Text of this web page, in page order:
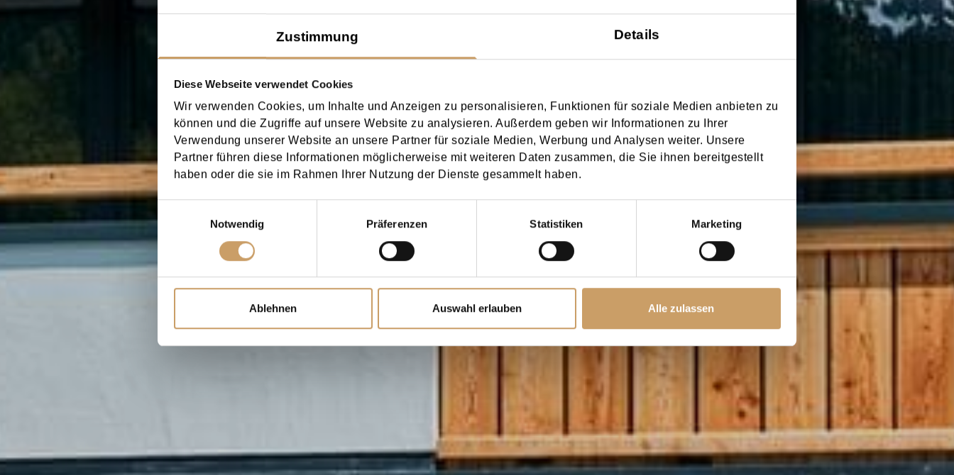
Zustimmung Details
Diese Webseite verwendet Cookies
Wir verwenden Cookies, um Inhalte und Anzeigen zu personalisieren, Funktionen für soziale Medien anbieten zu
können und die Zugriffe auf unsere Website zu analysieren. Außerdem geben wir Informationen zu Ihrer
Verwendung unserer Website an unsere Partner für soziale Medien, Werbung und Analysen weiter. Unsere
Partner führen diese Informationen möglicherweise mit weiteren Daten zusammen, die Sie ihnen bereitgestellt
haben oder die sie im Rahmen Ihrer Nutzung der Dienste gesammelt haben.
Notwendig
Präferenzen Statistiken Marketing
Ablehnen Auswahl erlauben Alle zulassen